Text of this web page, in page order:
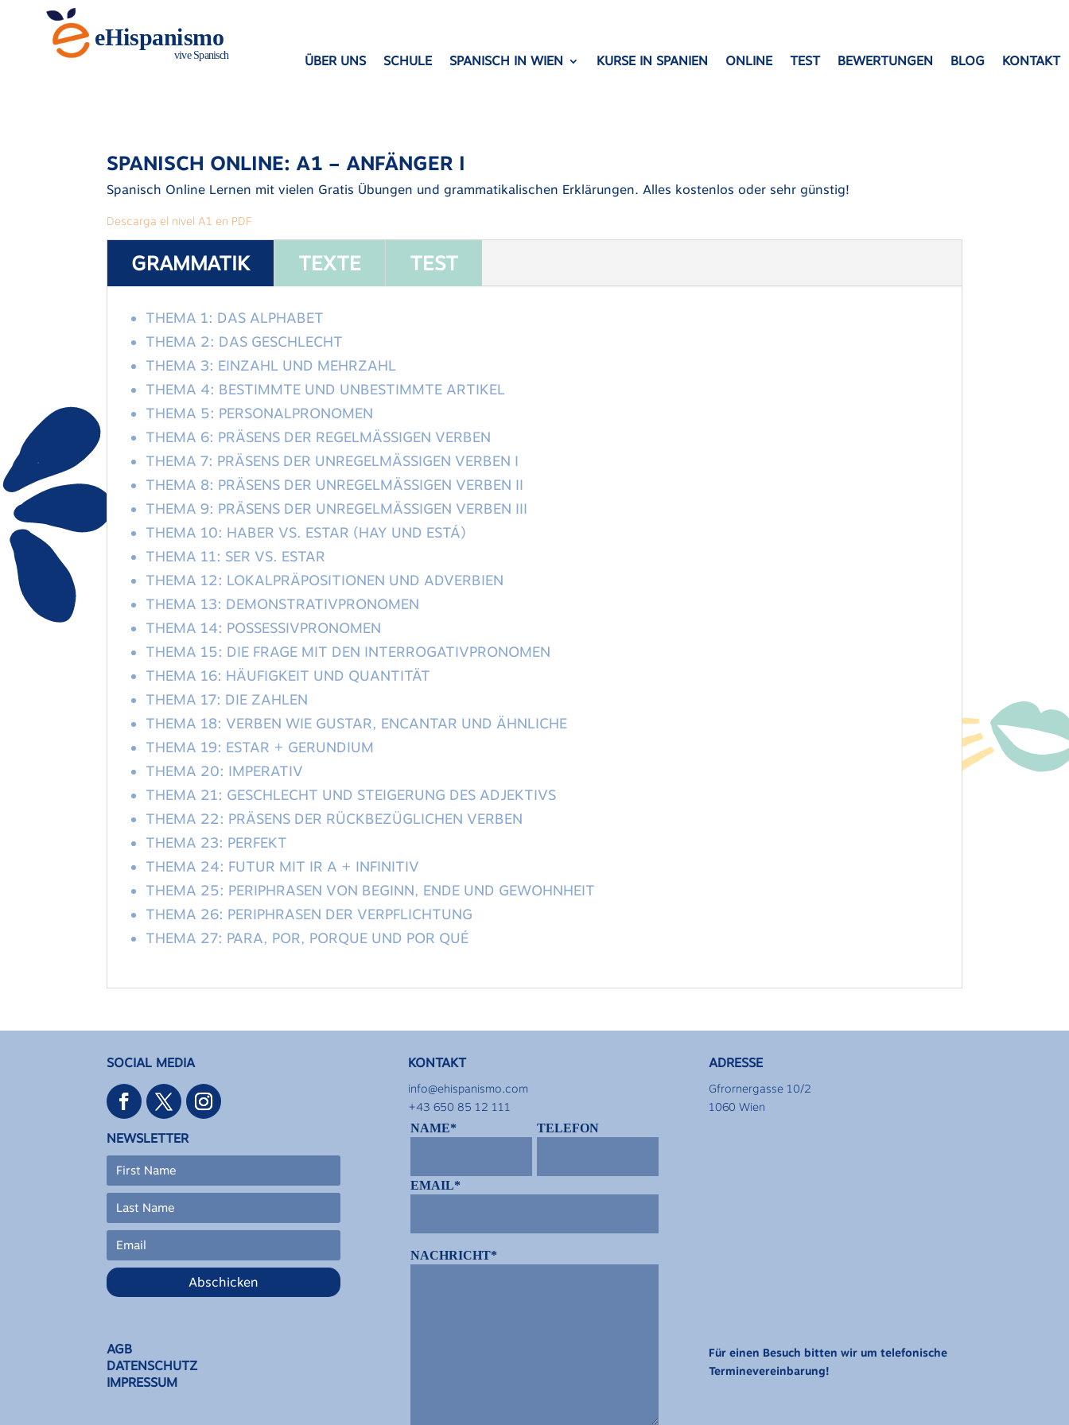
ÜBER UNS SCHULE SPANISCH IN WIEN KURSE IN SPANIEN ONLINE TEST BEWERTUNGEN BLOG KONTAKT
SPANISCH ONLINE: A1 – ANFÄNGER I
Spanisch Online Lernen mit vielen Gratis Übungen und grammatikalischen Erklärungen. Alles kostenlos oder sehr günstig!
Descarga el nivel A1 en PDF
GRAMMATIK TEXTE TEST
THEMA 1: DAS ALPHABET
THEMA 2: DAS GESCHLECHT
THEMA 3: EINZAHL UND MEHRZAHL
THEMA 4: BESTIMMTE UND UNBESTIMMTE ARTIKEL
THEMA 5: PERSONALPRONOMEN
THEMA 6: PRÄSENS DER REGELMÄSSIGEN VERBEN
THEMA 7: PRÄSENS DER UNREGELMÄSSIGEN VERBEN I
THEMA 8: PRÄSENS DER UNREGELMÄSSIGEN VERBEN II
THEMA 9: PRÄSENS DER UNREGELMÄSSIGEN VERBEN III
THEMA 10: HABER VS. ESTAR (HAY UND ESTÁ)
THEMA 11: SER VS. ESTAR
THEMA 12: LOKALPRÄPOSITIONEN UND ADVERBIEN
THEMA 13: DEMONSTRATIVPRONOMEN
THEMA 14: POSSESSIVPRONOMEN
THEMA 15: DIE FRAGE MIT DEN INTERROGATIVPRONOMEN
THEMA 16: HÄUFIGKEIT UND QUANTITÄT
THEMA 17: DIE ZAHLEN
THEMA 18: VERBEN WIE GUSTAR, ENCANTAR UND ÄHNLICHE
THEMA 19: ESTAR + GERUNDIUM
THEMA 20: IMPERATIV
THEMA 21: GESCHLECHT UND STEIGERUNG DES ADJEKTIVS
THEMA 22: PRÄSENS DER RÜCKBEZÜGLICHEN VERBEN
THEMA 23: PERFEKT
THEMA 24: FUTUR MIT IR A + INFINITIV
THEMA 25: PERIPHRASEN VON BEGINN, ENDE UND GEWOHNHEIT
THEMA 26: PERIPHRASEN DER VERPFLICHTUNG
THEMA 27: PARA, POR, PORQUE UND POR QUÉ
SOCIAL MEDIA
NEWSLETTER
Abschicken
AGB
DATENSCHUTZ
IMPRESSUM
KONTAKT
info@ehispanismo.com
+43 650 85 12 111
NAME* TELEFON
EMAIL*
NACHRICHT*
ADRESSE
Gfrornergasse 10/2
1060 Wien
Für einen Besuch bitten wir um telefonische
Terminevereinbarung!